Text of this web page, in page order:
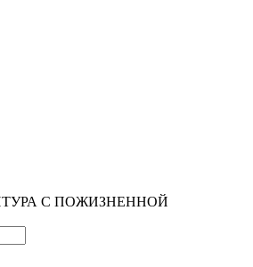
С ПОЖИЗНЕННОЙ